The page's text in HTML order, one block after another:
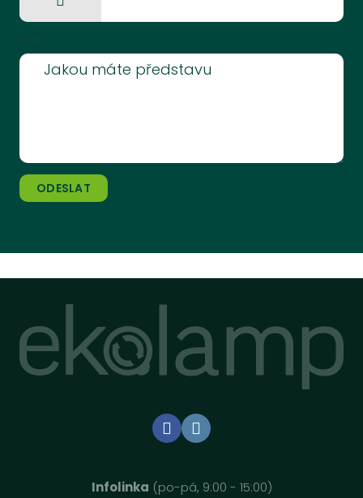
soubor
ODESLAT
Infolinka (po-pá, 9:00 - 15:00)